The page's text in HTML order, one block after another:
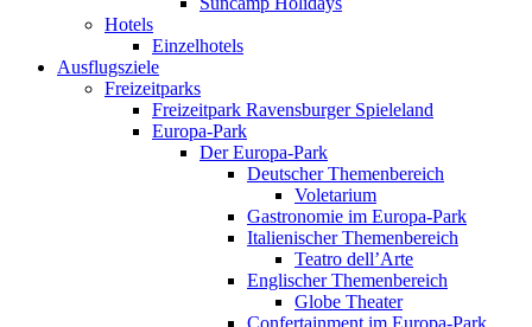
Hotels
Einzelhotels
Ausflugsziele
Freizeitparks
Freizeitpark Ravensburger Spieleland
Europa-Park
Der Europa-Park
Deutscher Themenbereich
Voletarium
Gastronomie im Europa-Park
Italienischer Themenbereich
Teatro dell’Arte
Englischer Themenbereich
Globe Theater
Confertainment im Europa-Park